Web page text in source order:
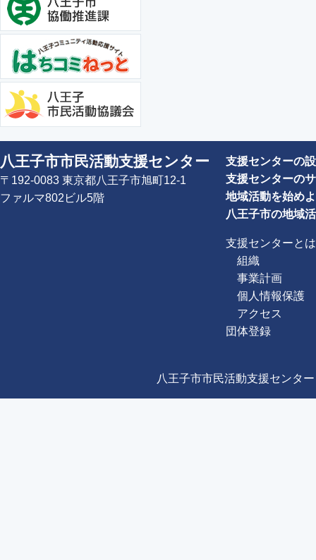
八王子市市民活動支援センター
〒192-0083 東京都八王子市旭町12-1
ファルマ802ビル5階
支援センターの
支援センターの
地域活動を始め
八王子市の地域
支援センターとは
組織
事業計画
個人情報保護
アクセス
団体登録
八王子市市民活動支援センタ